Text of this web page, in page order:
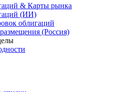
журнал
& Карты рынка
(ИИ)
облигаций
(Россия)